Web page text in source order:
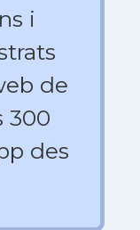
i
de
300
des